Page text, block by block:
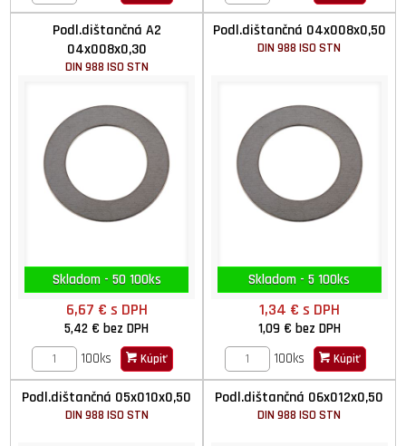
Podl.dištančná A2
04x008x0,30
DIN 988 ISO STN
Skladom - 50 100ks
6,67 € s DPH
5,42 €bez DPH
100ks
Kúpiť
Podl.dištančná 04x008x0,50
DIN 988 ISO STN
Skladom - 5 100ks
1,34 € s DPH
1,09 € bez DPH
100ks
Kúpiť
Podl.dištančná 05x010x0,50
DIN 988 ISO STN
Podl.dištančná 06x012x0,50
DIN 988 ISO STN